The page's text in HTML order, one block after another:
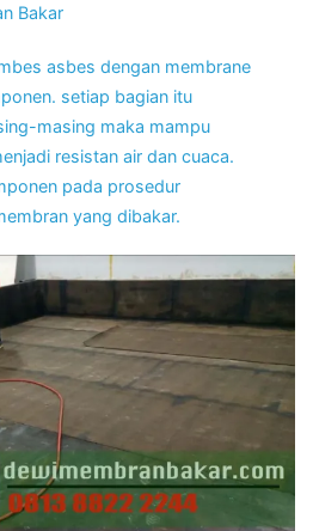
Bakar
asbes dengan membrane
setiap bagian itu
masing maka mampu
resistan air dan cuaca.
pada prosedur
yang dibakar.